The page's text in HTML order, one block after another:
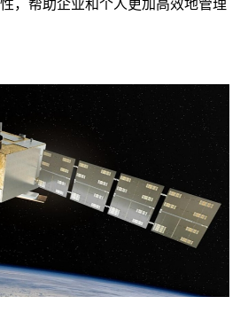
，帮助企业和个人更加高效地管理